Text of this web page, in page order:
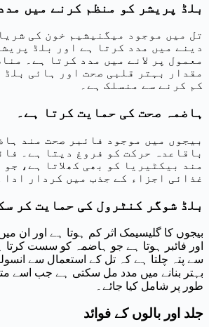
بلڈ پریشر کو منظم کرنے میں
تل میں موجود میگنیشیم خون کی
دینے میں مدد کرتا ہے اور بلڈ
معمول پر لانے میں مدد کرتا ہے۔
مقدار بہتر قلبی صحت اور ہائی بلڈ
کم کرنے سے منسلک ہے۔
ہاضمہ صحت کی حمایت کرتا ہے۔
بیجوں میں موجود فائبر صحت مند
باقاعدہ حرکت کو فروغ دیتا ہے۔
مند بیکٹیریا کو بھی کھلاتا ہے،
غذائی اجزاء کے جذب میں کردار ادا
بلڈ شوگر کنٹرول کی حمایت کر
بیجوں کا گلیسیمک اثر کم ہوتا ہے اور ان
اور فائبر ہوتا ہے جو ہاضمہ کو سست
سے پتہ چلتا ہے کہ تل کے استعمال سے
بہتر بنانے میں مدد مل سکتی ہے جب اسے
طور پر شامل کیا جائے۔
جلد اور بالوں کے فوائد